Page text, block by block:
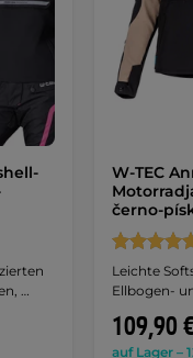
…
W-TEC
černo-
Leichte
Ellbogen-
109,90
auf Lager –